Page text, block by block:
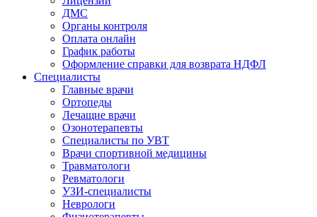
ДМС
Органы контроля
Оплата онлайн
График работы
Оформление справки для возврата НДФЛ
Специалисты
Главные врачи
Ортопеды
Лечащие врачи
Озонотерапевты
Специалисты по УВТ
Врачи спортивной медицины
Травматологи
Ревматологи
УЗИ-специалисты
Неврологи